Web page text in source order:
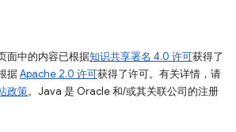
面中的内容已根据知识共享署名 4.0 许可获得了
据Apache 2.0 许可获得了许可。有关详情，请
政策。Java 是 Oracle 和/或其关联公司的注册